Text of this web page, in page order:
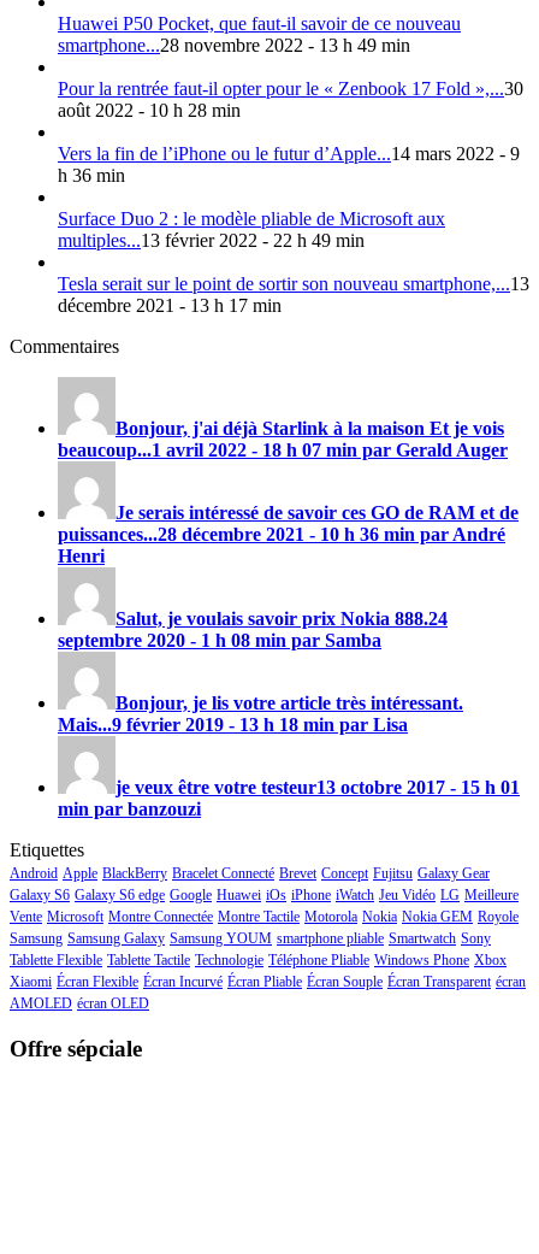
Huawei P50 Pocket, que faut-il savoir de ce nouveau
smartphone...28 novembre 2022 - 13 h 49 min
Pour la rentrée faut-il opter pour le « Zenbook 17 Fold »,...30
août 2022 - 10 h 28 min
Vers la fin de l’iPhone ou le futur d’Apple...14 mars 2022 - 9
h 36 min
Surface Duo 2 : le modèle pliable de Microsoft aux
multiples...13 février 2022 - 22 h 49 min
Tesla serait sur le point de sortir son nouveau smartphone,...13
décembre 2021 - 13 h 17 min
Commentaires
Bonjour, j'ai déjà Starlink à la maison Et je vois
beaucoup...1 avril 2022 - 18 h 07 min par Gerald Auger
Je serais intéressé de savoir ces GO de RAM et de
puissances...28 décembre 2021 - 10 h 36 min par André
Henri
Salut, je voulais savoir prix Nokia 888.24
septembre 2020 - 1 h 08 min par Samba
Bonjour, je lis votre article très intéressant.
Mais...9 février 2019 - 13 h 18 min par Lisa
je veux être votre testeur13 octobre 2017 - 15 h 01
min par banzouzi
Etiquettes
Android Apple BlackBerry Bracelet Connecté Brevet Concept Fujitsu Galaxy Gear
Galaxy S6 Galaxy S6 edge Google Huawei iOs iPhone iWatch Jeu Vidéo LG Meilleure
Vente Microsoft Montre Connectée Montre Tactile Motorola Nokia Nokia GEM Royole
Samsung Samsung Galaxy Samsung YOUM smartphone pliable Smartwatch Sony
Tablette Flexible Tablette Tactile Technologie Téléphone Pliable Windows Phone Xbox
Xiaomi Écran Flexible Écran Incurvé Écran Pliable Écran Souple Écran Transparent écran
AMOLED écran OLED
Offre sépciale